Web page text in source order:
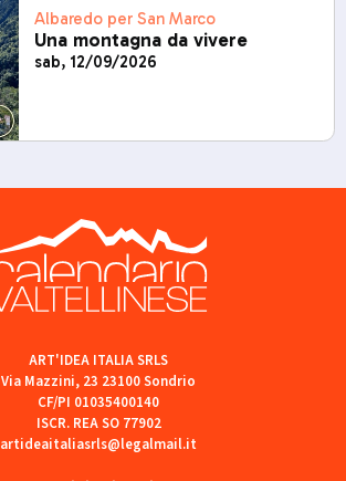
Albaredo per San Marco
Una montagna da vivere
sab, 12/09/2026
ART'IDEA ITALIA SRLS
Via Mazzini, 23 23100 Sondrio
CF/PI 01035400140
ISCR. REA SO 77902
artideaitaliasrls@legalmail.it